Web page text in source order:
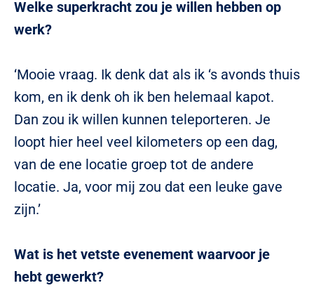
Welke superkracht zou je willen hebben op
werk?
‘Mooie vraag. Ik denk dat als ik ‘s avonds thuis
kom, en ik denk oh ik ben helemaal kapot.
Dan zou ik willen kunnen teleporteren. Je
loopt hier heel veel kilometers op een dag,
van de ene locatie groep tot de andere
locatie. Ja, voor mij zou dat een leuke gave
zijn.’
Wat is het vetste evenement waarvoor je
hebt gewerkt?